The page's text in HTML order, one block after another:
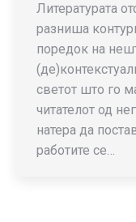
Литературата
разниша
поредок на
светот што го
читателот од
натера да
работите се…